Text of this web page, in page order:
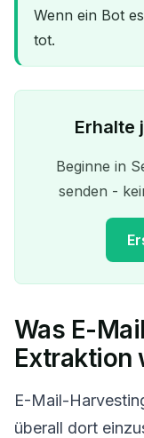
Wenn ein Bot
tot.
Erhalte
Beginne in
senden -
Ihre
Was E-
Extraktion
E-Mail-
überall dort